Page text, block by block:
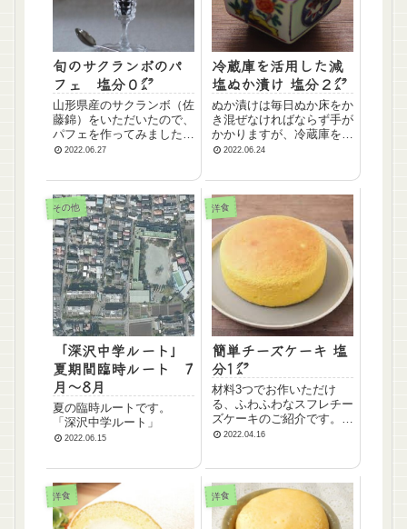
旬のサクランボのパ
フェ 塩分０㌘
山形県産のサクランボ（佐
藤錦）をいただいたので、
パフェを作ってみました。
下にオレオを入れてあとは
を重ねました。簡単に作れ
ますので、試してみてくだ
さい。 材料 1人分 サク
ランボ 5個 生クリ...
2022.06.27
冷蔵庫を活用した減
塩ぬか漬け 塩分２㌘
ぬか漬けは毎日ぬか床をか
き混ぜなければならず手が
かかりますが、冷蔵庫を使
えば、手間を省いておいし
蔵庫のぬか漬けは、腐敗す
る心配が少ないので塩を減
らせるなどのメリットも。
今回は、麹屋甚平熟成ぬか
床（容器付）を使った減
塩...
2022.06.24
その他
「深沢中学ルート」
夏期間臨時ルート 7
月～8月
夏の臨時ルートです。
「深沢中学ルート」
2022.06.15
洋食
簡単チーズケーキ 塩
分1㌘
材料3つでお作いただけ
る、ふわふわなスフレチー
ズケーキのご紹介です。ふ
わふわなチーズケーキをお
感に仕上がります。とって
も簡単に作れるので、ぜひ
お試しくださいね。 ...
2022.04.16
洋食 洋食